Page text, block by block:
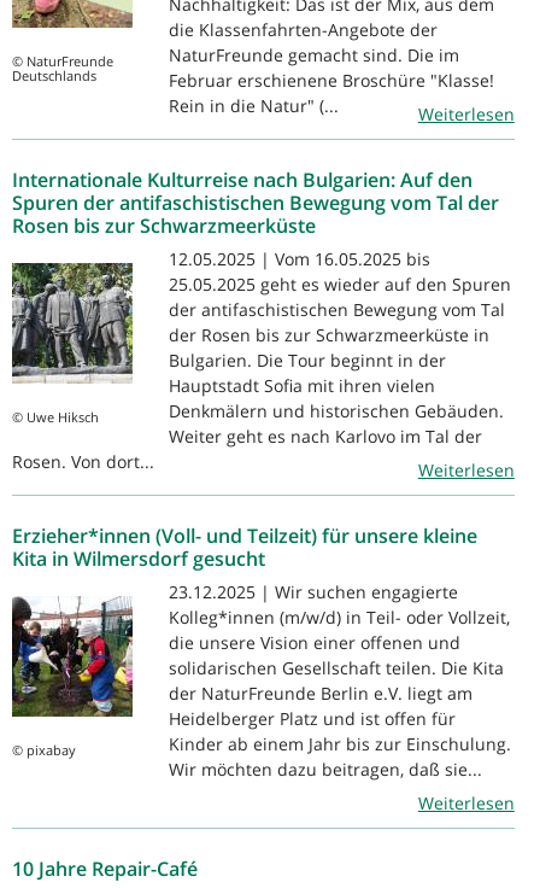
© NaturFreunde
Deutschlands
die Klassenfahrten-Angebote der
NaturFreunde gemacht sind. Die im
Februar erschienene Broschüre "Klasse!
Rein in die Natur" (...
Weiterlesen
Internationale Kulturreise nach Bulgarien: Auf den
Spuren der antifaschistischen Bewegung vom Tal der
Rosen bis zur Schwarzmeerküste
© Uwe Hiksch
12.05.2025 | Vom 16.05.2025 bis
25.05.2025 geht es wieder auf den Spuren
der antifaschistischen Bewegung vom Tal
der Rosen bis zur Schwarzmeerküste in
Bulgarien. Die Tour beginnt in der
Hauptstadt Sofia mit ihren vielen
Denkmälern und historischen Gebäuden.
Weiter geht es nach Karlovo im Tal der
Rosen. Von dort...
Weiterlesen
Erzieher*innen (Voll- und Teilzeit) für unsere kleine
Kita in Wilmersdorf gesucht
© pixabay
23.12.2025 | Wir suchen engagierte
Kolleg*innen (m/w/d) in Teil- oder Vollzeit,
die unsere Vision einer offenen und
solidarischen Gesellschaft teilen. Die Kita
der NaturFreunde Berlin e.V. liegt am
Heidelberger Platz und ist offen für
Kinder ab einem Jahr bis zur Einschulung.
Wir möchten dazu beitragen, daß sie...
Weiterlesen
10 Jahre Repair-Café